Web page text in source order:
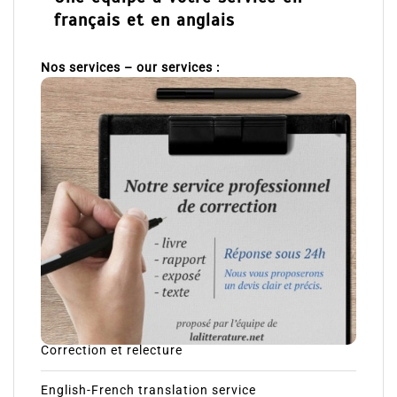
français et en anglais
Correction et relecture